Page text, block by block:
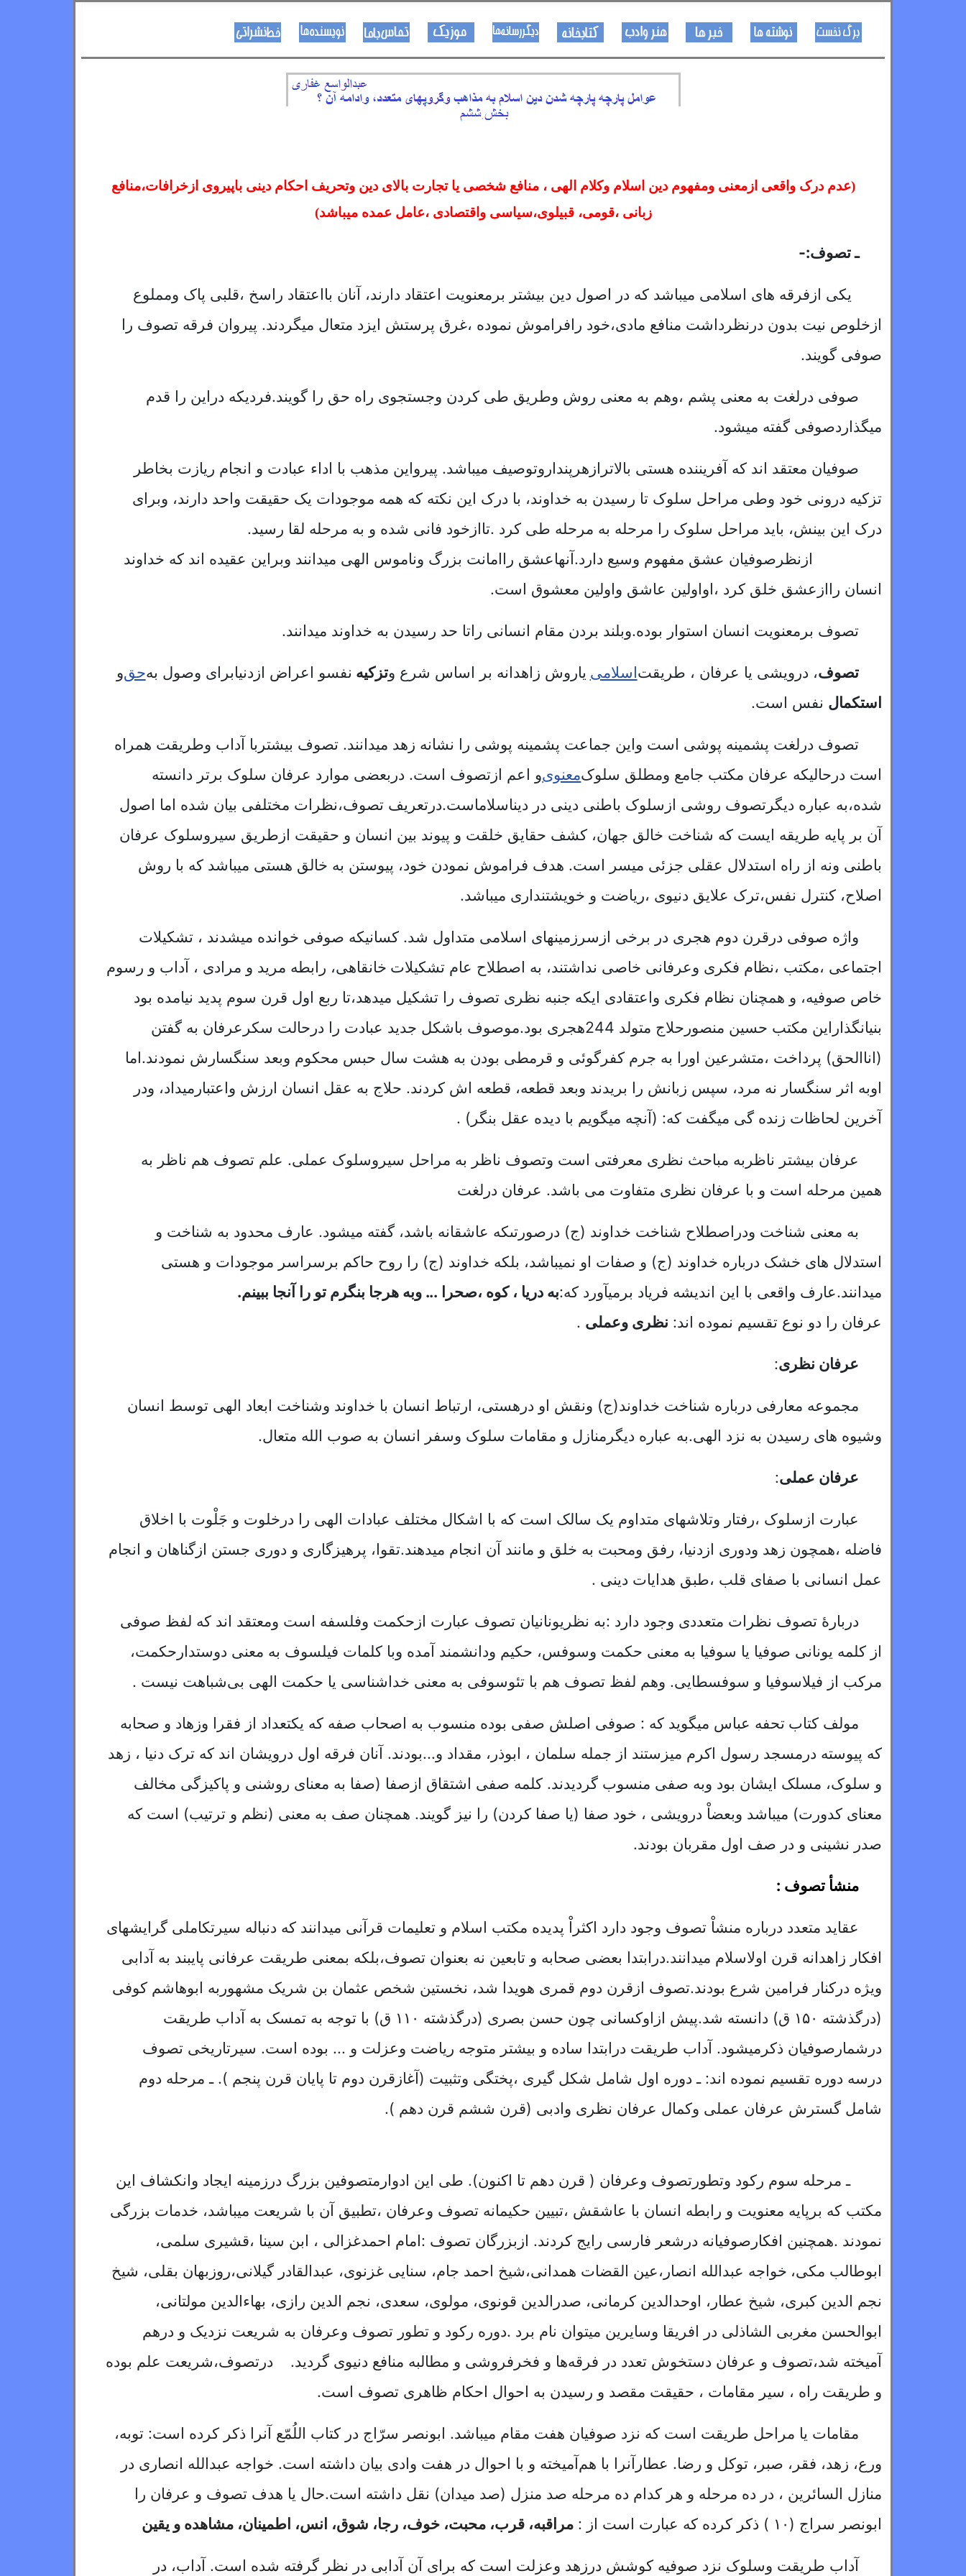
کـــــور پاڼه خبرونه هــــنر او ادب کتـــــابونه ســــایټــونه مــــــوزیک اړیکی نویسنده ها
(عدم درک واقعی ازمعنی ومفهوم دین اسلام وکلام الهی ، منافع شخصی یا تجارت بالای دین وتحریف احکام دینی باپیروی ازخرافات،منافع
زبانی ،قومی، قبیلوی،سیاسی واقتصادی ،عامل عمده میباشد)
ـ تصوف:-
یکی ازفرقه های اسلامی میباشد که در اصول دین بیشتر برمعنویت اعتقاد دارند، آنان بااعتقاد راسخ ،قلبی پاک ومملوع
ازخلوص نیت بدون درنظرداشت منافع مادی،خود رافراموش نموده ،غرق پرستش ایزد متعال میگردند. پیروان فرقه تصوف را
صوفی گویند.
صوفی درلغت به معنی پشم ،وهم به معنی روش وطریق طی کردن وجستجوی راه حق را گویند.فردیکه دراین را قدم
میگذاردصوفی گفته میشود.
صوفیان معتقد اند که آفریننده هستی بالاترازهرپنداروتوصیف میباشد. پیرواین مذهب با اداء عبادت و انجام ریازت بخاطر
تزکیه درونی خود وطی مراحل سلوک تا رسیدن به خداوند، با درک این نکته که همه موجودات یک حقیقت واحد دارند، وبرای
درک این بینش، باید مراحل سلوک را مرحله به مرحله طی کرد .تاازخود فانی شده و به مرحله لقا رسید.
ازنظرصوفیان عشق مفهوم وسیع دارد.آنهاعشق راامانت بزرگ وناموس الهی میدانند وبراین عقیده اند که خداوند
انسان راازعشق خلق کرد ،اواولین عاشق واولین معشوق است.
تصوف برمعنویت انسان استوار بوده.وبلند بردن مقام انسانی راتا حد رسیدن به خداوند میدانند.
تصوف، درویشی یا عرفان ، طریقتاسلامی یاروش زاهدانه بر اساس شرع وتزکیه نفسو اعراض ازدنیابرای وصول بهحقو
استکمال نفس است.
تصوف درلغت پشمینه پوشی است واین جماعت پشمینه پوشی را نشانه زهد میدانند. تصوف بیشتربا آداب وطریقت همراه
است درحالیکه عرفان مکتب جامع ومطلق سلوکمعنویو اعم ازتصوف است. دربعضی موارد عرفان سلوک برتر دانسته
شده،به عباره دیگرتصوف روشی ازسلوک باطنی دینی در دیناسلاماست.درتعریف تصوف،نظرات مختلفی بیان شده اما اصول
آن بر پایه طریقه ایست که شناخت خالق جهان، کشف حقایق خلقت و پیوند بین انسان و حقیقت ازطریق سیروسلوک عرفان
باطنی ونه از راه استدلال عقلی جزئی میسر است. هدف فراموش نمودن خود، پیوستن به خالق هستی میباشد که با روش
اصلاح، کنترل نفس،ترک علایق دنیوی ،ریاضت و خویشتنداری میباشد.
واژه صوفی درقرن دوم هجری در برخی ازسرزمینهای اسلامی متداول شد. کسانیکه صوفی خوانده میشدند ، تشکیلات
اجتماعی ،مکتب ،نظام فکری وعرفانی خاصی نداشتند، به اصطلاح عام تشکیلات خانقاهی، رابطه مرید و مرادی ، آداب و رسوم
خاص صوفیه، و همچنان نظام فکری واعتقادی ایکه جنبه ‌نظری تصوف را تشکیل میدهد،تا ربع اول قرن سوم پدید نیامده بود
بنیانگذاراین مکتب حسین منصورحلاج متولد 244هجری بود.موصوف باشکل جدید عبادت را درحالت سکرعرفان به گفتن
(اناالحق) پرداخت ،متشرعین اورا به جرم کفرگوئی و قرمطی بودن به هشت سال حبس محکوم وبعد سنگسارش نمودند.اما
اوبه اثر سنگسار نه مرد، سپس زبانش را بریدند وبعد قطعه، قطعه اش کردند. حلاج به عقل انسان ارزش واعتبارمیداد، ودر
آخرین لحاظات زنده گی میگفت که: (آنچه میگویم با دیده عقل بنگر) .
عرفان بیشتر ناظربه مباحث نظری معرفتی است وتصوف ناظر به مراحل سیروسلوک عملی. علم تصوف هم ناظر به
همین مرحله است و با عرفان نظری متفاوت می باشد. عرفان درلغت
به معنى شناخت ودراصطلاح شناخت خداوند (ج) درصورتىکه عاشقانه باشد، گفته میشود. عارف محدود به شناخت‏ و
استدلال های خشک درباره خداوند (ج) و صفات او نمیباشد، بلکه خداوند (ج) را روح حاکم برسراسر موجودات و هستى
میدانند.عارف واقعی با این اندیشه فریاد برمیآورد که:به دریا ، کوه ،صحرا ... وبه هرجا بنگرم تو را آنجا ببینم.
عرفان را دو نوع تقسیم نموده اند: نظرى وعملى .
عرفان نظری:
مجموعه معارفى درباره شناخت خداوند(ج) ونقش او درهستى، ارتباط انسان با خداوند وشناخت ابعاد الهى توسط انسان
وشیوه های رسیدن به نزد الهی.به عباره دیگرمنازل و مقامات سلوک وسفر انسان به صوب الله متعال.
عرفان عملى:
عبارت ازسلوک ،رفتار وتلاشهاى متداوم یک سالک است که با اشکال مختلف عبادات الهی را درخلوت و جَلْوت با اخلاق
فاضله ،همچون زهد ودورى ازدنیا، رفق ومحبت به خلق و مانند آن انجام میدهند.تقوا، پرهیزگارى و دوری جستن ازگناهان و انجام
عمل انسانی با صفای قلب ،طبق هدایات دینى .
دربارهٔ تصوف نظرات متعددی وجود دارد :به نظریونانیان تصوف عبارت ازحکمت وفلسفه است ومعتقد اند که لفظ صوفی
از کلمه یونانی صوفیا یا سوفیا به معنی حکمت وسوفس، حکیم ودانشمند آمده وبا کلمات فیلسوف به معنی دوستدارحکمت،
مرکب از فیلاسوفیا و سوفسطایی. وهم لفظ تصوف هم با تئوسوفی به معنی خداشناسی یا حکمت الهی بی‌شباهت نیست .
مولف کتاب تحفه عباس میگوید که : صوفی اصلش صفی بوده منسوب به اصحاب صفه که یکتعداد از فقرا وزهاد و صحابه
که پیوسته درمسجد رسول اکرم میزستند از جمله سلمان ، ابوذر، مقداد و...بودند. آنان فرقه اول درویشان اند که ترک دنیا ، زهد
و سلوک، مسلک ایشان بود وبه صفی منسوب گردیدند. کلمه صفی اشتقاق ازصفا (صفا به معنای روشنی و پاکیزگی مخالف
معنای کدورت) میباشد وبعضاْ درویشی ، خود صفا (یا صفا کردن) را نیز گویند. همچنان صف به معنی (نظم و ترتیب) است که
صدر نشینی و در صف اول مقربان بودند.
منشأ تصوف :
عقاید متعدد درباره منشاْ تصوف وجود دارد اکثراْ پدیده مکتب اسلام و تعلیمات قرآنی میدانند که دنباله سیرتکاملی گرایشهای
افکار زاهدانه قرن اولاسلام میدانند.درابتدا بعضی صحابه و تابعین نه بعنوان تصوف،بلکه بمعنی طریقت عرفانی پایبند به آدابی
ویژه درکنار فرامین شرع بودند.تصوف ازقرن دوم قمری هویدا شد، نخستین شخص عثمان بن شریک مشهوربه ابوهاشم کوفی
(درگذشته ۱۵۰ ق) دانسته شد.پیش ازاوکسانی چون حسن بصری (درگذشته ۱۱۰ ق) با توجه به تمسک به آداب طریقت
درشمارصوفیان ذکرمیشود. آداب طریقت درابتدا ساده و بیشتر متوجه ریاضت وعزلت و ... بوده است. سیر تاریخی تصوف
درسه دوره تقسیم نموده اند: ـ دوره اول شامل شکل گیری ،پختگی وتثبیت (آغازقرن دوم تا پایان قرن پنجم ). ـ مرحله دوم
شامل گسترش عرفان عملی وکمال عرفان نظری وادبی (قرن ششم قرن دهم ).
ـ مرحله سوم رکود وتطورتصوف وعرفان ( قرن دهم تا اکنون). طی این ادوارمتصوفین بزرگ درزمینه ایجاد وانکشاف این
مکتب که برپایه معنویت و رابطه انسان با عاشقش ،تبیین حکیمانه تصوف وعرفان ،تطبیق آن با شریعت میباشد، خدمات بزرگی
نمودند .همچنین افکارصوفیانه درشعر فارسی رایج کردند. ازبزرگان تصوف :امام احمدغزالی ، ابن سینا ،قشیری سلمی،
ابوطالب مکی، خواجه عبدالله انصار ،عین القضات همدانی،شیخ احمد جام، سنایی غزنوی، عبدالقادر گیلانی،روزبهان بقلی، شیخ
نجم الدین کبری، شیخ عطار، اوحدالدین کرمانی، صدرالدین قونوی، مولوی، سعدی، نجم الدین رازی، بهاءالدین مولتانی،
ابوالحسن مغربی الشاذلی در افریقا وسایرین میتوان نام برد .دوره رکود و تطور تصوف وعرفان به شریعت نزدیک و درهم
آمیخته شد،تصوف و عرفان دستخوش تعدد در فرقه‌ها و فخرفروشی و مطالبه منافع دنیوی گردید. درتصوف،شریعت علم بوده
و طریقت راه ، سیر مقامات ، حقیقت مقصد و رسیدن به احوال احکام ظاهری تصوف است.
مقامات یا مراحل طریقت است که نزد صوفیان هفت مقام میباشد. ابونصر سرّاج در کتاب اللُمّع آنرا ذکر کرده است: توبه،
ورع، زهد، فقر، صبر، توکل و رضا. عطارآنرا با هم‌آمیخته و با احوال در هفت وادی بیان داشته است. خواجه عبدالله انصاری در
منازل السائرین ، در ده مرحله و هر کدام ده مرحله صد منزل (صد میدان) نقل داشته است.حال یا هدف تصوف و عرفان را
ابونصر سراج (۱۰ ) ذکر کرده که عبارت است از : مراقبه، قرب، محبت، خوف، رجا، شوق، انس، اطمینان، مشاهده و یقین
آداب طریقت وسلوک نزد صوفیه کوشش درزهد وعزلت است که برای آن آدابی در نظر گرفته شده است. آداب، در